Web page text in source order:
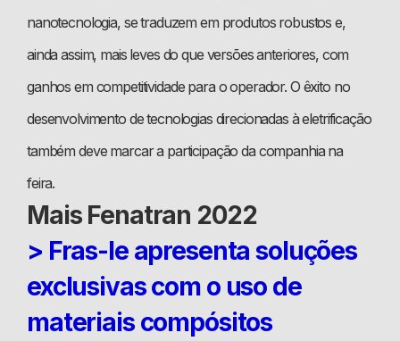
nanotecnologia, se traduzem em produtos robustos e,
ainda assim, mais leves do que versões anteriores, com
ganhos em competitividade para o operador. O êxito no
desenvolvimento de tecnologias direcionadas à eletrificação
também deve marcar a participação da companhia na
feira.
Mais Fenatran 2022
> Fras-le apresenta soluções
exclusivas com o uso de
materiais compósitos